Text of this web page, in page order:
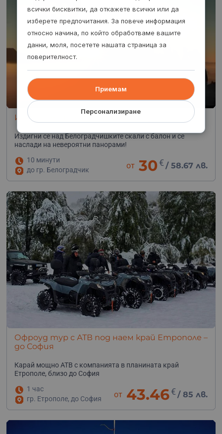
Издигане с балон край Белоградчик
Издигни се над Белоградчишките скали с балон и се
наслади на невероятни панорами!
10 минути
до гр. Белоградчик
от 30 € / 58.67 лв.
Офроуд тур с АТВ под наем край Етрополе –
до София
Карай мощно АТВ с компанията в планината край
Етрополе, близо до София
1 час
гр. Етрополе, до София
от 43.46€ /85 лв.
всички бисквитки, да откажете всички или да
изберете предпочитания. За повече информация
относно начина, по който обработваме вашите
данни, моля, посетете нашата страница за
поверителност.
Персонализиране
Приемам